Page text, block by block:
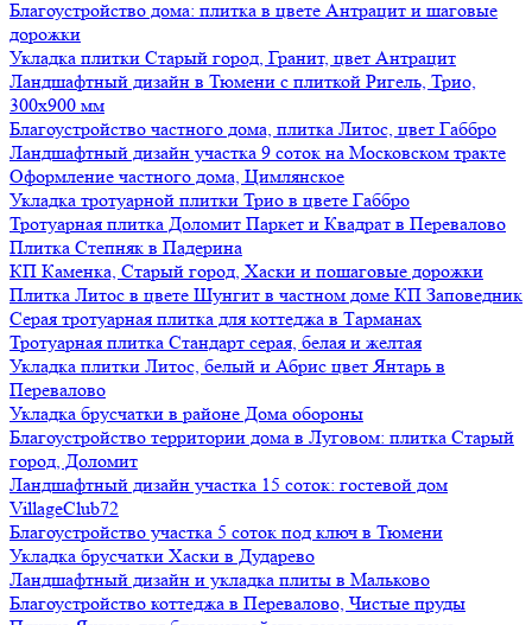
Благоустройство дома: плитка в цвете Антрацит и шаговые
дорожки
Укладка плитки Старый город, Гранит, цвет Антрацит
Ландшафтный дизайн в Тюмени с плиткой Ригель, Трио,
300х900 мм
Благоустройство частного дома, плитка Литос, цвет Габбро
Ландшафтный дизайн участка 9 соток на Московском тракте
Оформление частного дома, Цимлянское
Укладка тротуарной плитки Трио в цвете Габбро
Тротуарная плитка Доломит Паркет и Квадрат в Перевалово
Плитка Степняк в Падерина
КП Каменка, Старый город, Хаски и пошаговые дорожки
Плитка Литос в цвете Шунгит в частном доме КП Заповедник
Серая тротуарная плитка для коттеджа в Тарманах
Тротуарная плитка Стандарт серая, белая и желтая
Укладка плитки Литос, белый и Абрис цвет Янтарь в
Перевалово
Укладка брусчатки в районе Дома обороны
Благоустройство территории дома в Луговом: плитка Старый
город, Доломит
Ландшафтный дизайн участка 15 соток: гостевой дом
VillageClub72
Благоустройство участка 5 соток под ключ в Тюмени
Укладка брусчатки Хаски в Дударево
Ландшафтный дизайн и укладка плиты в Мальково
Благоустройство коттеджа в Перевалово, Чистые пруды